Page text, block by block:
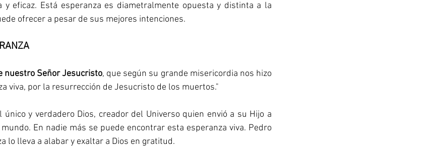
y eficaz. Está esperanza es diametralmente opuesta y distinta a la
ofrecer a pesar de sus mejores intenciones.
nuestro Señor Jesucristo, que según su grande misericordia nos hizo
viva, por la resurrección de Jesucristo de los muertos."
En nadie más se puede encontrar esta esperanza viva. Pedro
lo lleva a alabar y exaltar a Dios en gratitud.